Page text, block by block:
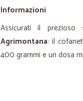
Informazioni
Assicurati il prezioso
Agrimontana: il
400 grammi e un dosa